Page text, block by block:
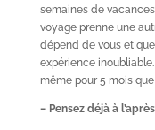
semaines de
voyage prenne une
dépend de vous et
expérience
même pour 5 mois
– Pensez déjà à